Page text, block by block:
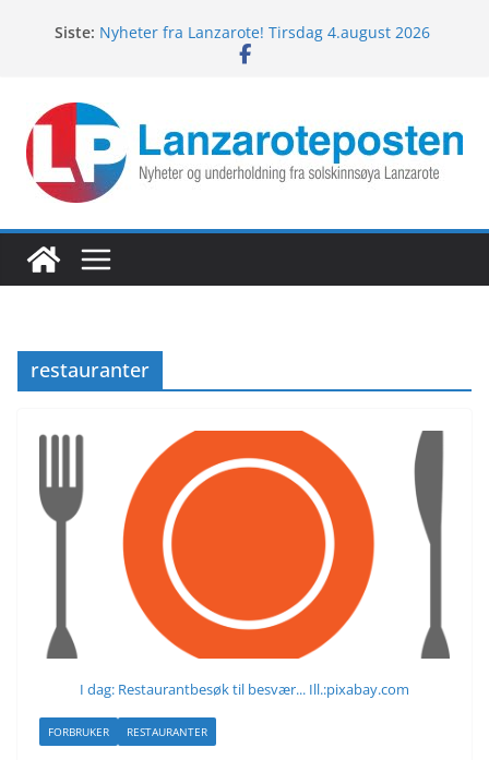
Siste: Nyheter fra Lanzarote! Tirsdag 4.august 2026
Lanzarotes enestående fugleliv
Nyheter fra Lanzarote! Onsdag 5.august 2026
restauranter
I dag: Restaurantbesøk til besvær... Ill.:pixabay.com
FORBRUKER RESTAURANTER